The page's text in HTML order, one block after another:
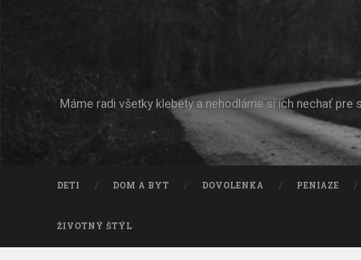
Máme radi všetky klebety a nehodláme si ich nechať pre
DETI DOM A BYT DOVOLENKA PENIAZE
ŽIVOTNÝ ŠTÝL